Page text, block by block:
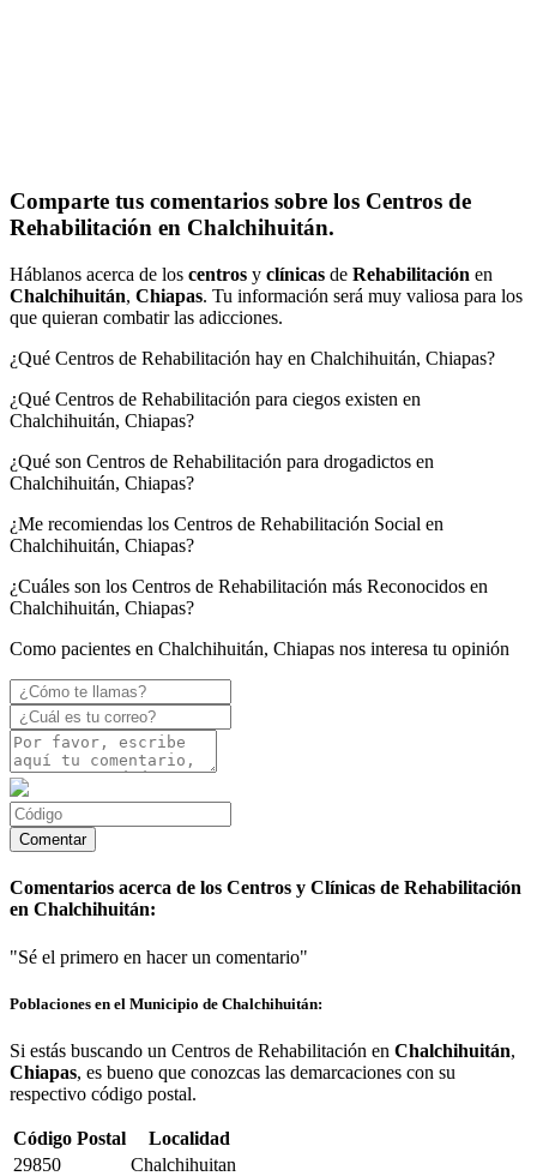
Comparte tus comentarios sobre los Centros de
Rehabilitación en Chalchihuitán.
Háblanos acerca de los centros y clínicas de Rehabilitación en
Chalchihuitán, Chiapas. Tu información será muy valiosa para los
que quieran combatir las adicciones.
¿Qué Centros de Rehabilitación hay en Chalchihuitán, Chiapas?
¿Qué Centros de Rehabilitación para ciegos existen en
Chalchihuitán, Chiapas?
¿Qué son Centros de Rehabilitación para drogadictos en
Chalchihuitán, Chiapas?
¿Me recomiendas los Centros de Rehabilitación Social en
Chalchihuitán, Chiapas?
¿Cuáles son los Centros de Rehabilitación más Reconocidos en
Chalchihuitán, Chiapas?
Como pacientes en Chalchihuitán, Chiapas nos interesa tu opinión
Comentarios acerca de los Centros y Clínicas de Rehabilitación
en Chalchihuitán:
"Sé el primero en hacer un comentario"
Poblaciones en el Municipio de Chalchihuitán:
Si estás buscando un Centros de Rehabilitación en Chalchihuitán,
Chiapas, es bueno que conozcas las demarcaciones con su
respectivo código postal.
Código Postal
Localidad
29850
Chalchihuitan